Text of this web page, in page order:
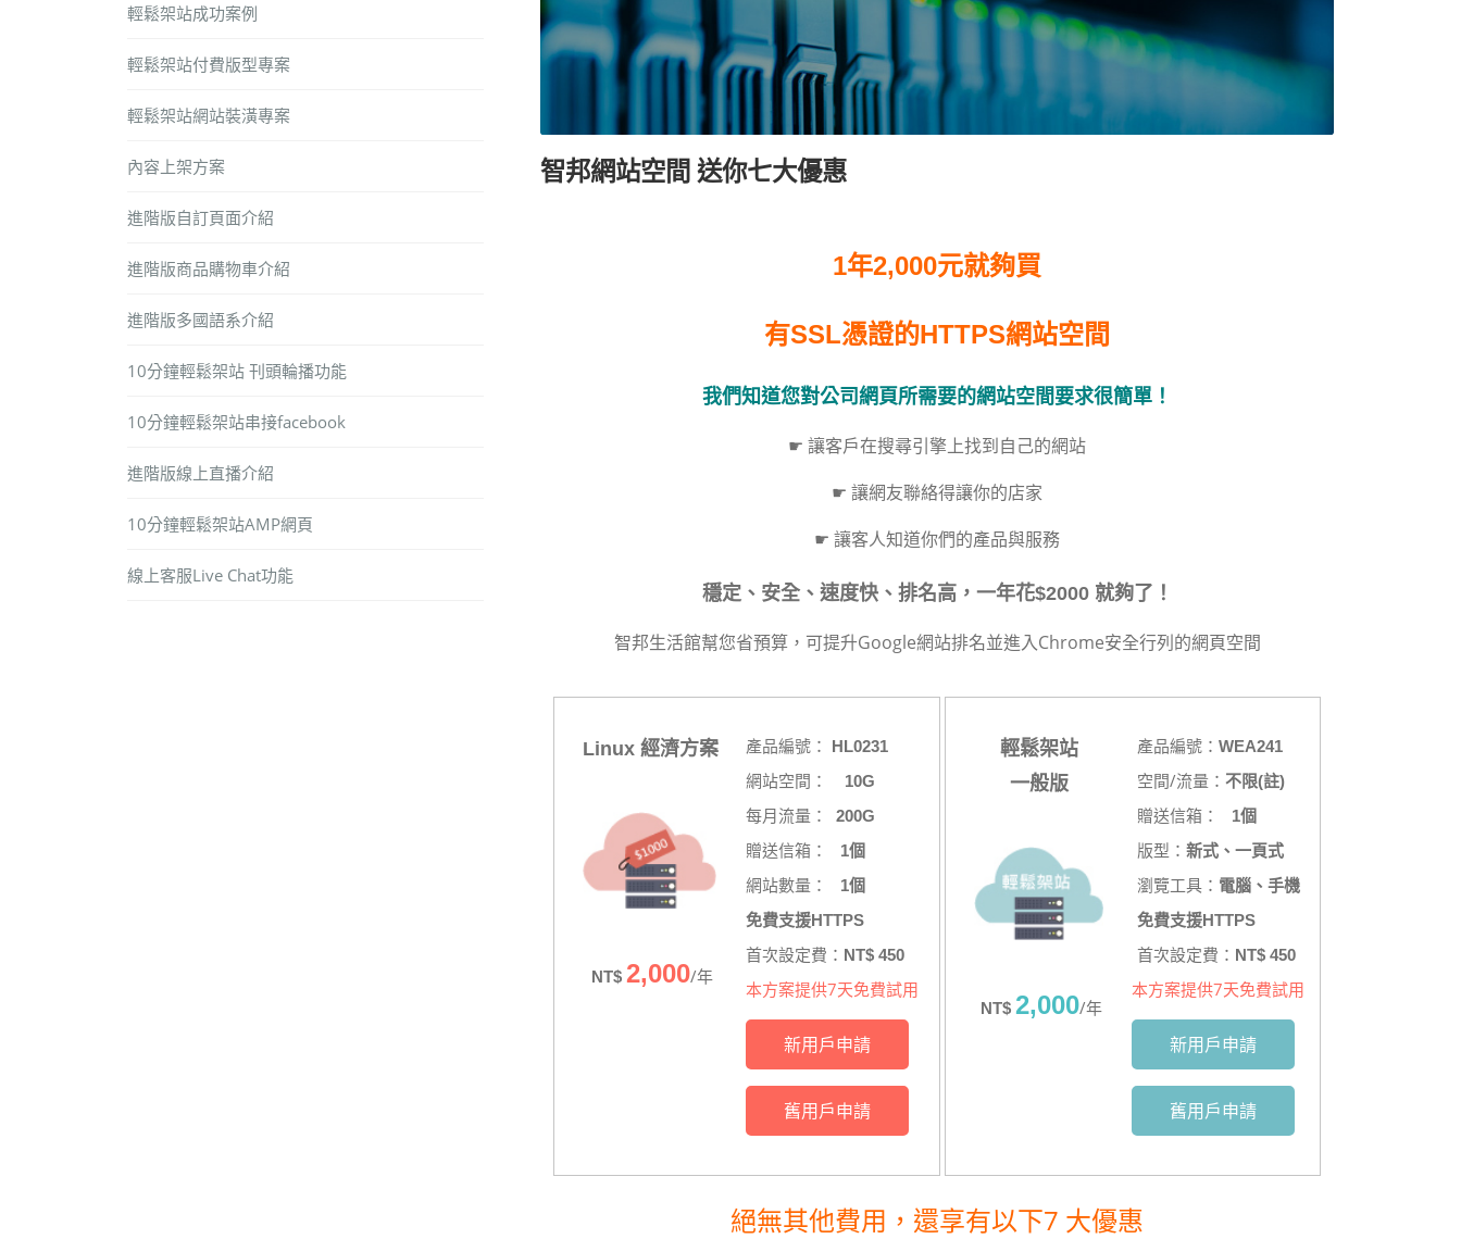
輕鬆架站成功案例
輕鬆架站付費版型專案
輕鬆架站網站裝潢專案
內容上架方案
進階版自訂頁面介紹
進階版商品購物車介紹
進階版多國語系介紹
10分鐘輕鬆架站 刊頭輪播功能
10分鐘輕鬆架站串接facebook
進階版線上直播介紹
10分鐘輕鬆架站AMP網頁
線上客服Live Chat功能
智邦網站空間 送你七大優惠
1年2,000元就夠買
有SSL憑證的HTTPS網站空間
我們知道您對公司網頁所需要的網站空間要求很簡單！
☛ 讓客戶在搜尋引擎上找到自己的網站
☛ 讓網友聯絡得讓你的店家
☛ 讓客人知道你們的產品與服務
穩定、安全、速度快、排名高，一年花$2000 就夠了！
智邦生活館幫您省預算，可提升Google網站排名並進入Chrome安全行列的網頁空間
Linux 經濟方案
NT$ 2,000/年
產品編號： HL0231
網站空間： 10G
每月流量： 200G
贈送信箱： 1個
網站數量：
1個
免費支援HTTPS
首次設定費： NT$ 450
本方案提供7天免費試用
新用戶申請
舊用戶申請
輕鬆架站
一般版
NT$ 2,000/年
產品編號： WEA241
空間/流量： 不限(註)
贈送信箱： 1個
版型： 新式、一頁式
瀏覽工具： 電腦、手機
免費支援HTTPS
首次設定費： NT$ 450
本方案提供7天免費試用
新用戶申請
舊用戶申請
絕無其他費用，還享有以下7 大優惠